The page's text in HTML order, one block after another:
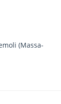
(Massa-